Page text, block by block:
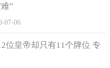
”
07-06
位皇帝却只有11个牌位 专